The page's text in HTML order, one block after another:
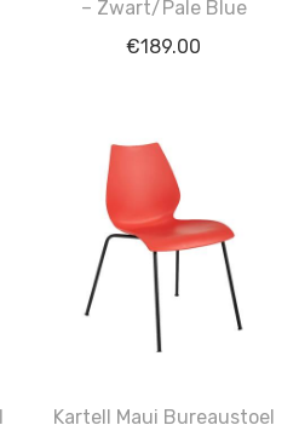
– Zwart/Pale Blue
€189.00
Kartell Maui Bureaustoel